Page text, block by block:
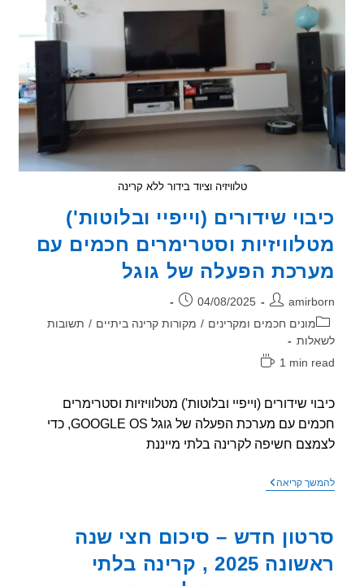
טלוויזיה וציוד בידור ללא קרינה
שידורים (וייפיי ובלוטות')
וסטרימרים חכמים עם
הפעלה של גוגל
פורסם:
04/08/2025
מונים חכמים ומקרינים / מקורות קרינה ביתיים / תשובות
1 min
שידורים (וייפיי ובלוטות') מטלוויזיות וסטרימרים
חכמים עם מערכת הפעלה של גוגל GOOGLE OS, כדי
חשיפה לקרינה בלתי מייננת
קריאהכיבוי
מטלוויזיות
וסטרימרים
חכמים
עם
חדש – סיכום חצי שנה
ראשונה 2025 , קרינה בלתי